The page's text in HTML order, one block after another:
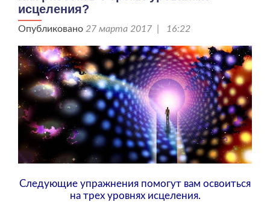
исцеления?
Опубликовано 27 марта 2017 | 16:22
Следующие упражнения помогут вам освоиться
на трех уровнях исцеления.